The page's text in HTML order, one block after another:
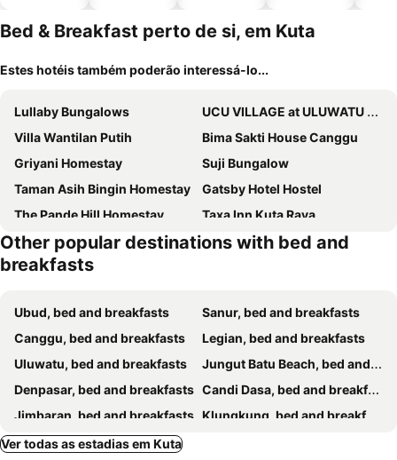
Bed & Breakfast perto de si, em Kuta
Estes hotéis também poderão interessá-lo...
Lullaby Bungalows
UCU VILLAGE at ULUWATU JIMBARAN
Villa Wantilan Putih
Bima Sakti House Canggu
Griyani Homestay
Suji Bungalow
Taman Asih Bingin Homestay
Gatsby Hotel Hostel
The Pande Hill Homestay
Taxa Inn Kuta Raya
Bukal Sari Villas Uluwatu
Uluwatu Breeze Village
Other popular destinations with bed and
breakfasts
Ubud, bed and breakfasts
Sanur, bed and breakfasts
Canggu, bed and breakfasts
Legian, bed and breakfasts
Uluwatu, bed and breakfasts
Jungut Batu Beach, bed and breakfasts
Denpasar, bed and breakfasts Candi Dasa, bed and breakfasts
Jimbaran, bed and breakfasts Klungkung, bed and breakfasts
Seminyak, bed and breakfasts
Ver todas as estadias em Kuta